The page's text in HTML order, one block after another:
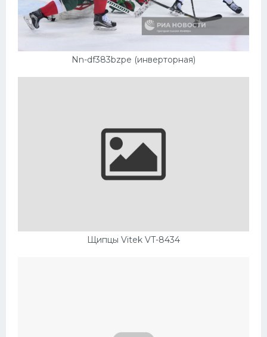
Nn-df383bzpe (инверторная)
Щипцы Vitek VT-8434